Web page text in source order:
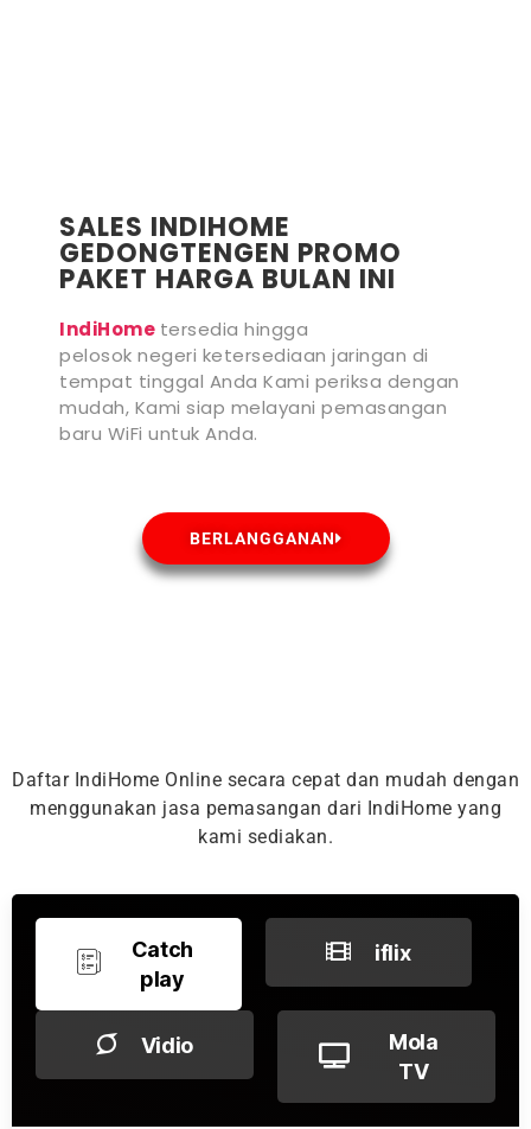
SALES INDIHOME
GEDONGTENGEN PROMO
PAKET HARGA BULAN INI
IndiHome tersedia hingga
pelosok negeri ketersediaan jaringan di
tempat tinggal Anda Kami periksa dengan
mudah, Kami siap melayani pemasangan
baru WiFi untuk Anda.
BERLANGGANAN
Daftar IndiHome Online secara cepat dan mudah dengan
menggunakan jasa pemasangan dari IndiHome yang
kami sediakan.
Catch
play
iflix
Vidio
Mola
TV